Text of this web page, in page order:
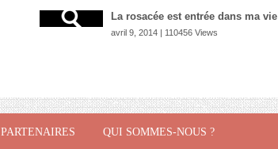
La rosacée est entrée dans ma vie
avril 9, 2014 | 110456 Views
PARTENAIRES QUI SOMMES-NOUS ?